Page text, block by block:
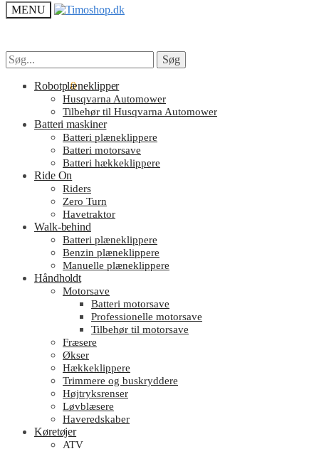
MENU
Søg
efter:
Søg
kr.0.00 0
Søg
efter:
Søg
Robotplæneklipper
Husqvarna Automower
Tilbehør til Husqvarna Automower
Batteri maskiner
Batteri plæneklippere
Batteri motorsave
Batteri hækkeklippere
Ride On
Riders
Zero Turn
Havetraktor
Walk-behind
Batteri plæneklippere
Benzin plæneklippere
Manuelle plæneklippere
Håndholdt
Motorsave
Batteri motorsave
Professionelle motorsave
Tilbehør til motorsave
Fræsere
Økser
Hækkeklippere
Trimmere og buskryddere
Højtryksrenser
Løvblæsere
Haveredskaber
Køretøjer
ATV